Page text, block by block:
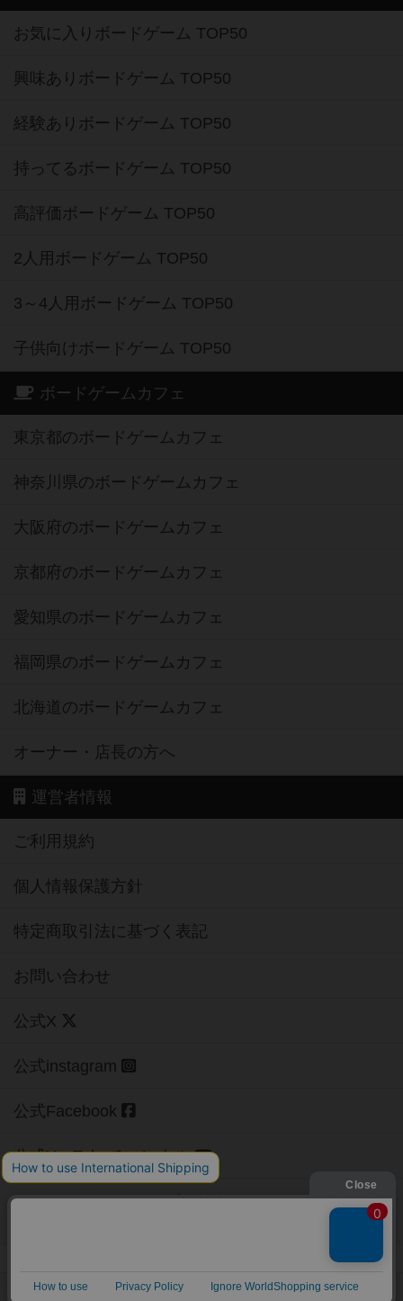
お気に入りボードゲーム TOP50
興味ありボードゲーム TOP50
経験ありボードゲーム TOP50
持ってるボードゲーム TOP50
高評価ボードゲーム TOP50
2人用ボードゲーム TOP50
3～4人用ボードゲーム TOP50
子供向けボードゲーム TOP50
ボードゲームカフェ
東京都のボードゲームカフェ
神奈川県のボードゲームカフェ
大阪府のボードゲームカフェ
京都府のボードゲームカフェ
愛知県のボードゲームカフェ
福岡県のボードゲームカフェ
北海道のボードゲームカフェ
オーナー・店長の方へ
運営者情報
ご利用規約
個人情報保護方針
特定商取引法に基づく表記
お問い合わせ
公式X
公式instagram
公式Facebook
公式YouTubeチャンネル
Copyright (c)